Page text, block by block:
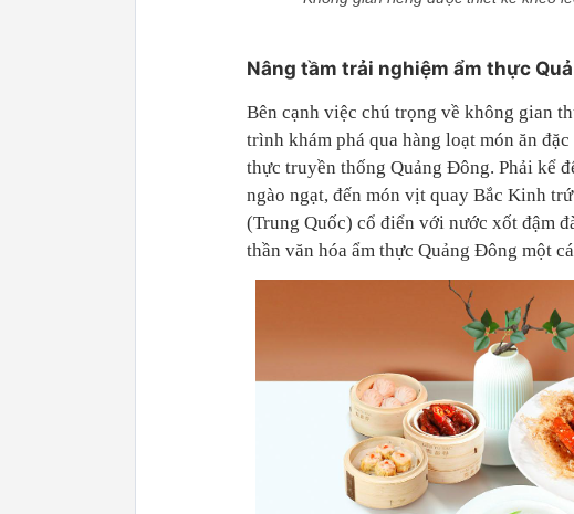
Nâng tầm trải nghiệm ẩm thực
Bên cạnh việc chú trọng về không gian
trình khám phá qua hàng loạt món ăn
thực truyền thống Quảng Đông. Phải kể
ngào ngạt, đến món vịt quay Bắc Kinh
(Trung Quốc) cổ điển với nước xốt đậm
thần văn hóa ẩm thực Quảng Đông một